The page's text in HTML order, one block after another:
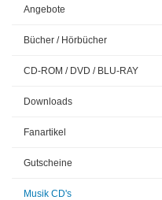
Angebote
Bücher / Hörbücher
CD-ROM / DVD / BLU-RAY
Downloads
Fanartikel
Gutscheine
Musik CD's